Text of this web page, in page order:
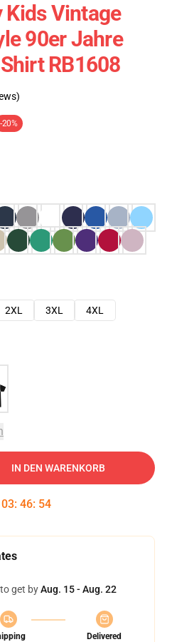
Kids Vintage
90er Jahre
RB1608
-20%
2XL 3XL
4XL
IN DEN WARENKORB
03: 46: 54
get byAug. 15 - Aug. 22
Delivered